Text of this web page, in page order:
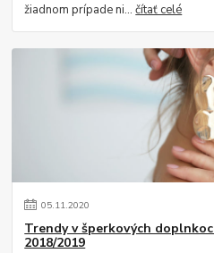
žiadnom prípade ni...čítať celé
05.11.2020
Trendy v šperkových
2018/2019